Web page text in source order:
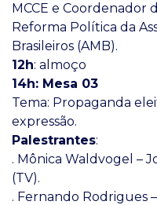
MCCE e Coordenador
Reforma Política da
Brasileiros (AMB).
12h: almoço
14h: Mesa 03
Tema: Propaganda
expressão.
Palestrantes:
. Mônica Waldvogel –
(TV).
. Fernando Rodrigues